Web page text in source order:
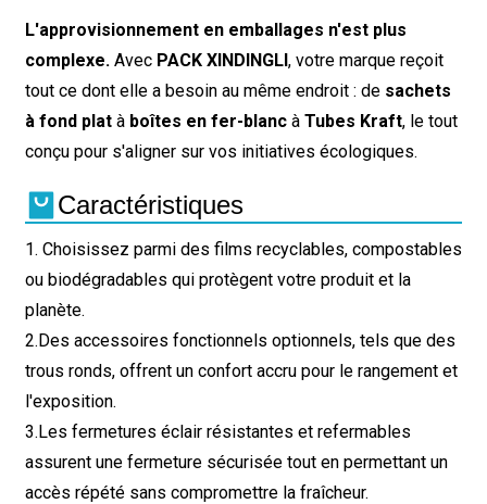
L'approvisionnement en emballages n'est plus
complexe. Avec PACK XINDINGLI, votre marque reçoit
tout ce dont elle a besoin au même endroit : de sachets
à fond platà boîtes en fer-blancà Tubes Kraft, le tout
conçu pour s'aligner sur vos initiatives écologiques.
Caractéristiques
1. Choisissez parmi des films recyclables, compostables
ou biodégradables qui protègent votre produit et la
planète.
2.Des accessoires fonctionnels optionnels, tels que des
trous ronds, offrent un confort accru pour le rangement et
l'exposition.
3.Les fermetures éclair résistantes et refermables
assurent une fermeture sécurisée tout en permettant un
accès répété sans compromettre la fraîcheur.